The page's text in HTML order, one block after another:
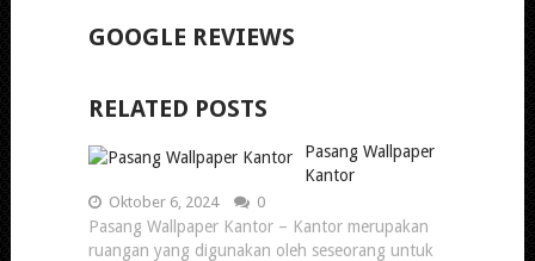
GOOGLE REVIEWS
RELATED POSTS
Pasang Wallpaper
Kantor
Oktober 6, 2024 0
Pasang Wallpaper Kantor – Kantor merupakan
ruangan yang digunakan oleh seseorang untuk